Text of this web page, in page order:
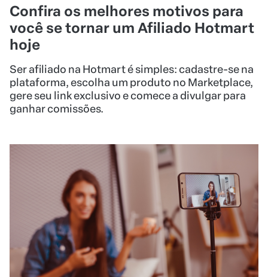
Confira os melhores motivos para
você se tornar um Afiliado Hotmart
hoje
Ser afiliado na Hotmart é simples: cadastre-se na
plataforma, escolha um produto no Marketplace,
gere seu link exclusivo e comece a divulgar para
ganhar comissões.